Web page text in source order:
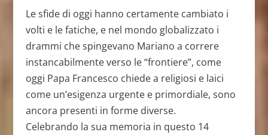
Le sfide di oggi hanno certamente cambiato i
volti e le fatiche, e nel mondo globalizzato i
drammi che spingevano Mariano a correre
instancabilmente verso le “frontiere”, come
oggi Papa Francesco chiede a religiosi e laici
come un’esigenza urgente e primordiale, sono
ancora presenti in forme diverse.
Celebrando la sua memoria in questo 14